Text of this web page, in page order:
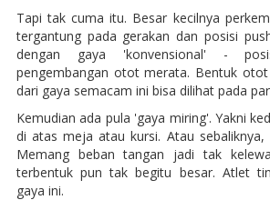
Tapi tak cuma itu. Besar kecilnya
tergantung pada gerakan dan posisi
dengan gaya 'konvensional' -
pengembangan otot merata. Bentuk otot
dari gaya semacam ini bisa dilihat pada
Kemudian ada pula 'gaya miring'. Yakni
di atas meja atau kursi. Atau sebaliknya,
Memang beban tangan jadi tak
terbentuk pun tak begitu besar. Atlet
gaya ini.